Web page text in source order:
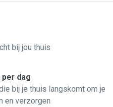
bij jou thuis
per dag
bij je thuis langskomt om je
en verzorgen